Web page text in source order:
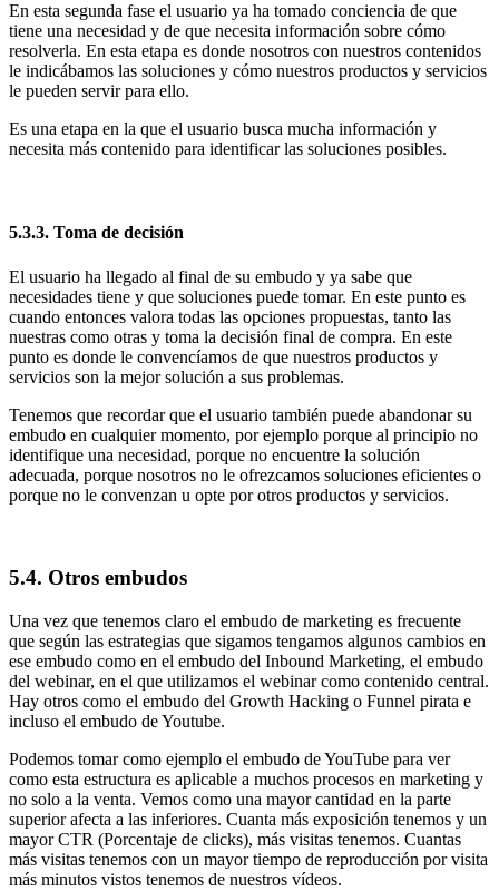
En esta segunda fase el usuario ya ha tomado conciencia de que
tiene una necesidad y de que necesita información sobre cómo
resolverla. En esta etapa es donde nosotros con nuestros contenidos
le indicábamos las soluciones y cómo nuestros productos y servicios
le pueden servir para ello.
Es una etapa en la que el usuario busca mucha información y
necesita más contenido para identificar las soluciones posibles.
5.3.3. Toma de decisión
El usuario ha llegado al final de su embudo y ya sabe que
necesidades tiene y que soluciones puede tomar. En este punto es
cuando entonces valora todas las opciones propuestas, tanto las
nuestras como otras y toma la decisión final de compra. En este
punto es donde le convencíamos de que nuestros productos y
servicios son la mejor solución a sus problemas.
Tenemos que recordar que el usuario también puede abandonar su
embudo en cualquier momento, por ejemplo porque al principio no
identifique una necesidad, porque no encuentre la solución
adecuada, porque nosotros no le ofrezcamos soluciones eficientes o
porque no le convenzan u opte por otros productos y servicios.
5.4. Otros embudos
Una vez que tenemos claro el embudo de marketing es frecuente
que según las estrategias que sigamos tengamos algunos cambios en
ese embudo como en el embudo del Inbound Marketing, el embudo
del webinar, en el que utilizamos el webinar como contenido central.
Hay otros como el embudo del Growth Hacking o Funnel pirata e
incluso el embudo de Youtube.
Podemos tomar como ejemplo el embudo de YouTube para ver
como esta estructura es aplicable a muchos procesos en marketing y
no solo a la venta. Vemos como una mayor cantidad en la parte
superior afecta a las inferiores. Cuanta más exposición tenemos y un
mayor CTR (Porcentaje de clicks), más visitas tenemos. Cuantas
más visitas tenemos con un mayor tiempo de reproducción por visita
más minutos vistos tenemos de nuestros vídeos.